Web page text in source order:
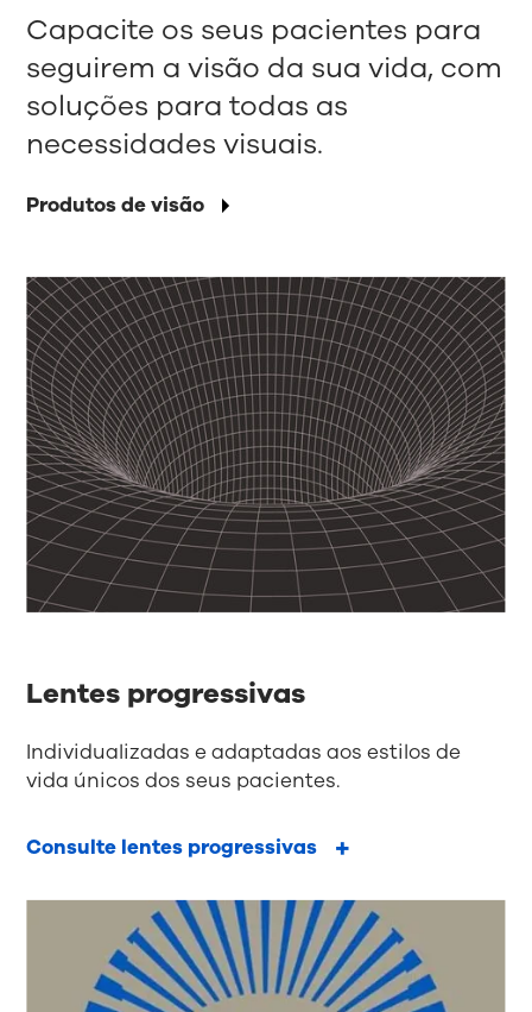
Produtos de visão
Capacite os seus pacientes para
seguirem a visão da sua vida, com
soluções para todas as
necessidades visuais.
Lentes progressivas
Individualizadas e adaptadas aos estilos de
vida únicos dos seus pacientes.
Consulte lentes progressivas